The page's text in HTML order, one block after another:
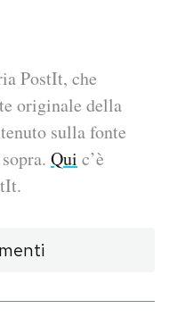
calcio 2026
PostIt, che
originale della
sulla fonte
Qui c’è